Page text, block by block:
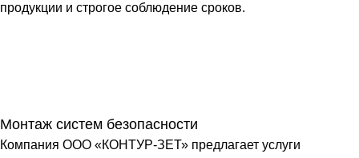
продукции и строгое соблюдение сроков.
Монтаж систем безопасности
Компания ООО «КОНТУР-ЗЕТ» предлагает услуги